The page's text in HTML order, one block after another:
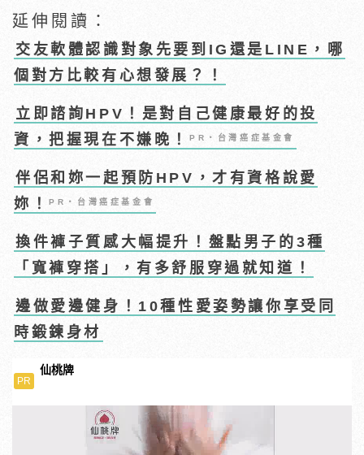
延伸閱讀：
交友軟體認識對象先要到IG還是LINE，哪
個對方比較有心想發展？！
立即諮詢HPV！是對自己健康最好的投
資，把握現在不嫌晚！PR・台灣癌症基金會
伴侶和妳一起預防HPV，才有資格說愛
妳！PR・台灣癌症基金會
換件褲子質感大幅提升！盤點男子的3種
「寬褲穿搭」，有多舒服穿過就知道！
邊做愛邊健身！10種性愛姿勢讓你享受同
時鍛鍊身材
PR
仙桃牌